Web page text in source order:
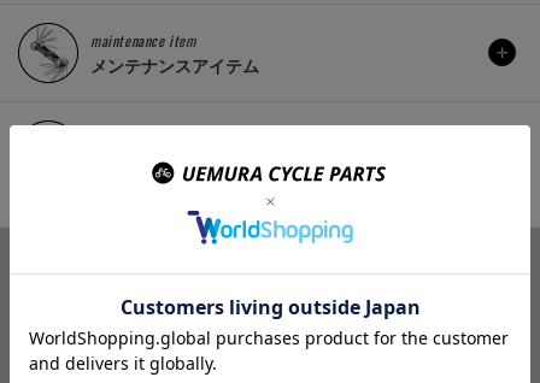
maintenance item
メンテナンスアイテム
商品ラインナップ